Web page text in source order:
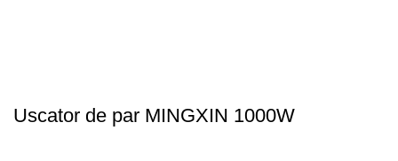
Uscator de par MINGXIN 1000W